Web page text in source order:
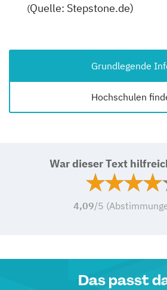
(Quelle: Stepstone.de)
Grundlegende
Hochschulen
War dieser Text
4,09/5
Das passt